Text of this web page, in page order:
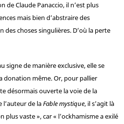
de Claude Panaccio, il n’est plus
mais bien d’abstraire des
choses singulières. D’où la perte
signe de manière exclusive, elle se
donation même. Or, pour pallier
désormais ouverte la voie de la
l’auteur de laFable mystique, il s’agit là
vaste », car « l’ockhamisme a exilé